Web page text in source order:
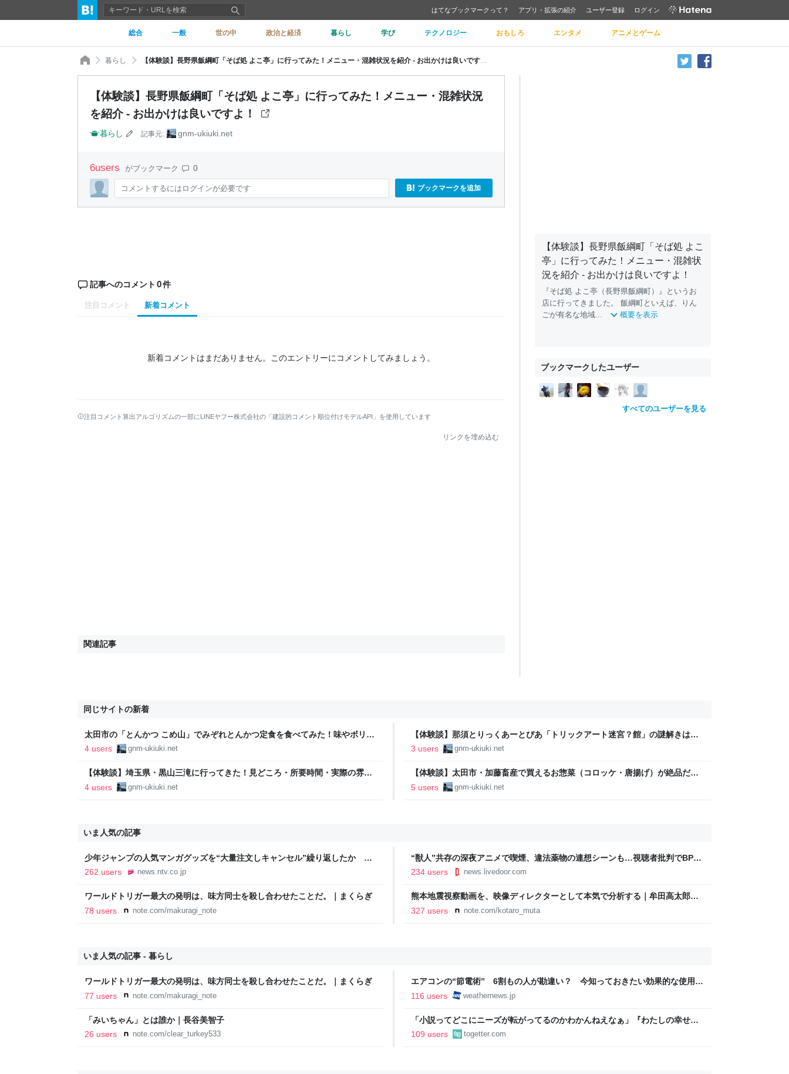
はてなブックマークって？ アプリ・拡張の紹介 ユーザー登録 ログイン
総合 一般 世の中 政治と経済 暮らし 学び テクノロジー おもしろ エンタメ アニメとゲーム
暮らし
【体験談】長野県飯綱町「そば処 よこ亭」に行ってみた！メニュー・混雑状況
を紹介 - お出かけは良いですよ！
暮らし 記事元: gnm-ukiuki.net
6users がブックマーク 0
コメントするにはログインが必要です ブックマークを追加
記事へのコメント 0件
注目コメント 新着コメント
新着コメントはまだありません。 このエントリーにコメントしてみましょう。
注目コメント算出アルゴリズムの一部にLINEヤフー株式会社の「建設的コメント順位付けモデルAPI」を使用しています
リンクを埋め込む
関連記事
【体験談】長野県飯綱町「そば処 よこ
亭」に行ってみた！メニュー・混雑状
況を紹介 - お出かけは良いですよ！
『そば処 よこ亭（長野県飯綱町）』というお
店に行ってきました。 飯綱町といえば、りん
ごが有名な地域...
概要を表示
ブックマークしたユーザー
すべてのユーザーを見る
同じサイトの新着
太田市の「とんかつ こめ山」でみぞれとんかつ定食を食べてみた！味やボリュ
ーム紹介 - お出かけは良いですよ！
4 users gnm-ukiuki.net
【体験談】那須とりっくあーとぴあ「トリックアート迷宮？館」の謎解きは難
しい？挑戦した感想を紹介 - お出かけは良いですよ！
3 users gnm-ukiuki.net
【体験談】埼玉県・黒山三滝に行ってきた！見どころ・所要時間・実際の雰囲
気を紹介 - お出かけは良いですよ！
4 users gnm-ukiuki.net
【体験談】太田市・加藤畜産で買えるお惣菜（コロッケ・唐揚げ）が絶品だっ
た - お出かけは良いですよ！
5 users gnm-ukiuki.net
いま人気の記事
少年ジャンプの人気マンガグッズを“大量注文しキャンセル”繰り返したか 女
逮捕 総額43億円以上（2026年8月6日掲載）｜日テレNEWS NNN
262 users news.ntv.co.jp
“獣人”共存の深夜アニメで喫煙、違法薬物の連想シーンも…視聴者批判でBPO
議論「紛らわしいことは放送しないほうが」 - ライブドアニュース
234 users news.livedoor.com
ワールドトリガー最大の発明は、味方同士を殺し合わせたことだ。｜まくらぎ
78 users
note.com/makuragi_note
熊本地震視察動画を、映像ディレクターとして本気で分析する｜牟田高太郎｜
映像で、想いをつなぐ
327 users note.com/kotaro_muta
いま人気の記事 - 暮らし
ワールドトリガー最大の発明は、味方同士を殺し合わせたことだ。｜まくらぎ
77 users
note.com/makuragi_note
エアコンの“節電術” 6割もの人が勘違い？ 今知っておきたい効果的な使用法
- ウェザーニュース
116 users weathernews.jp
「みいちゃん」とは誰か｜長谷美智子
26 users
note.com/clear_turkey533
「小説ってどこにニーズが転がってるのかわかんねえなぁ」『わたしの幸せな
結婚』のド直球ざまあ系シンデレラストーリーが若者にヒットしているという
事実に考え込む
109 users togetter.com